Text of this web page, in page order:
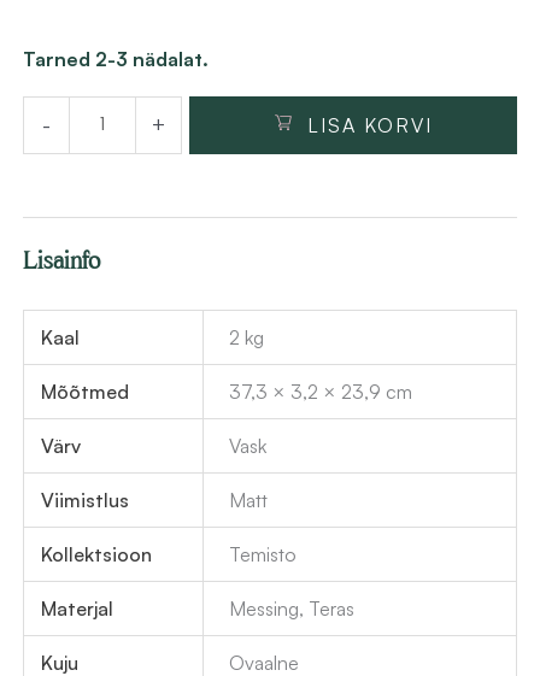
Tarned 2-3 nädalat.
-
Harjatud
vask
valamusegisti
Deante
cm,
kogus
+ LISA KORVI
Lisainfo
Kaal 2 kg
Mõõtmed 37,3 × 3,2 × 23,9 cm
Värv Vask
Viimistlus Matt
Kollektsioon Temisto
Materjal Messing, Teras
Kuju Ovaalne